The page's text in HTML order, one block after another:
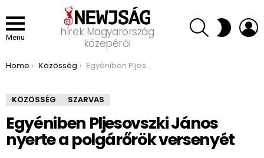
Menu
hírek Magyarország
közepéről
SEARCH SWITCH
SKIN
You are here:
Home Közösség Egyéniben Pljesovszki János nyerte a polgárőrök versenyét
KÖZÖSSÉG SZARVAS
Egyéniben Pljesovszki János
nyerte a polgárőrök versenyét